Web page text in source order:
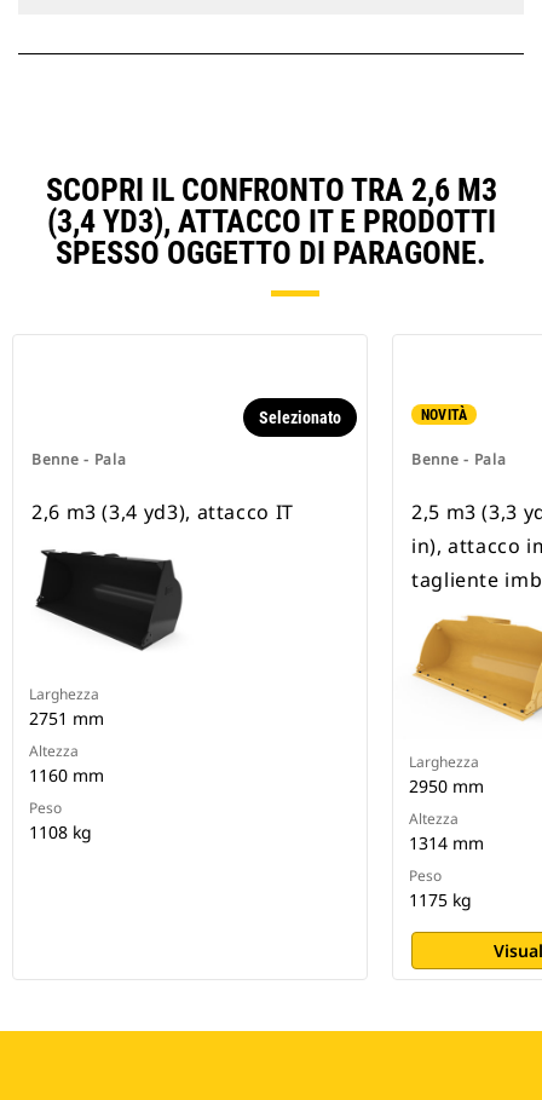
SCOPRI IL CONFRONTO TRA 2,6 M3
(3,4 YD3), ATTACCO IT E PRODOTTI
SPESSO OGGETTO DI PARAGONE.
Benne - Pala
Selezionato
2,6 m3 (3,4 yd3), attacco IT
Larghezza
2751 mm
Altezza
1160 mm
Peso
1108 kg
NOVITÀ
Benne - Pala
2,5 m3 (3,3
in), attacco
tagliente
Larghezza
2950 mm
Altezza
1314 mm
Peso
1175 kg